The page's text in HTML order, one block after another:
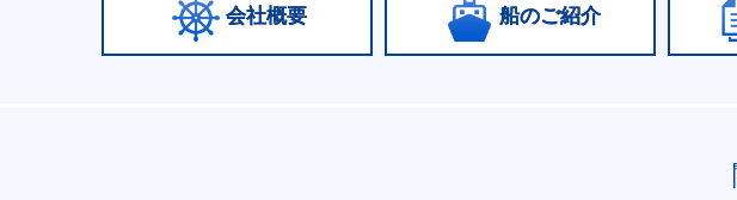
会社概要 船のご紹介